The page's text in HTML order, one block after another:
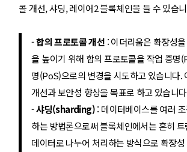
콜 개선, 샤딩, 레이어2 블록체인을 들 수 있습
-합의 프로토콜 개선 : 이더리움은 확장성
을 높이기 위해 합의 프로토콜을 작업 증명
명(PoS)으로의 변경을 시도하고 있습니다.
개선과 보안성 향상을 목표로 하고 있습니
-샤딩(sharding): 데이터베이스를 여러
하는 방법론으로써 블록체인에서는 흔히
데이터로 나누어 처리하는 방식으로 확장